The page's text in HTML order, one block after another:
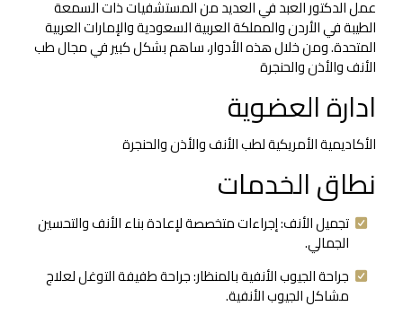
عمل الدكتور العبد في العديد من المستشفيات ذات السمعة
الطيبة في الأردن والمملكة العربية السعودية والإمارات العربية
المتحدة. ومن خلال هذه الأدوار، ساهم بشكل كبير في مجال طب
الأنف والأذن والحنجرة
ادارة العضوية
الأكاديمية الأمريكية لطب الأنف والأذن والحنجرة
نطاق الخدمات
تجميل الأنف: إجراءات متخصصة لإعادة بناء الأنف والتحسين
الجمالي.
جراحة الجيوب الأنفية بالمنظار: جراحة طفيفة التوغل لعلاج
مشاكل الجيوب الأنفية.